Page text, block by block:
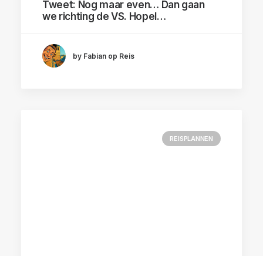
Tweet: Nog maar even… Dan gaan
we richting de VS. Hopel…
by Fabian op Reis
REISPLANNEN